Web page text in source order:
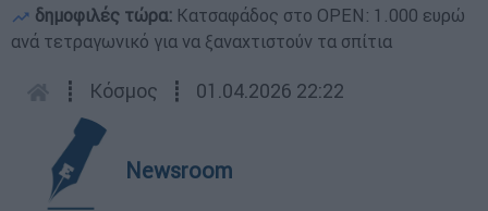
δημοφιλές τώρα: Κατσαφάδος στο OPEN: 1.000 ευρώ
ανά τετραγωνικό για να ξαναχτιστούν τα σπίτια
┋ Κόσμος ┋ 01.04.2026 22:22
Newsroom